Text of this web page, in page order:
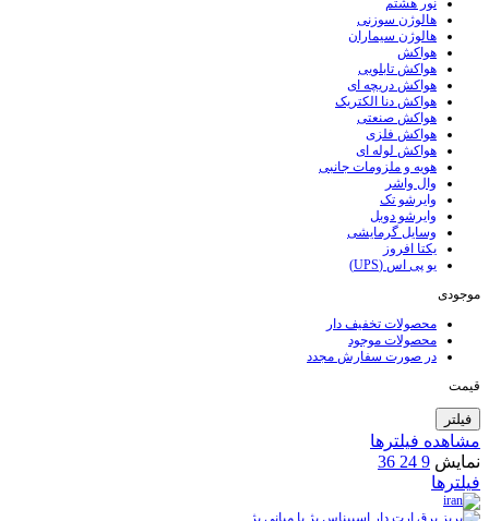
نور هشتم
هالوژن سوزنی
هالوژن سیماران
هواکش
هواکش تابلویی
هواکش دریچه ای
هواکش دنا الکتریک
هواکش صنعتی
هواکش فلزی
هواکش لوله ای
هویه و ملزومات جانبی
وال واشر
وایرشو تک
وایرشو دوبل
وسایل گرمایشی
یکتا افروز
یو پی اس (UPS)
موجودی
محصولات تخفیف دار
محصولات موجود
در صورت سفارش مجدد
قیمت
فیلتر
مشاهده فیلترها
نمایش 9
24
36
فیلترها